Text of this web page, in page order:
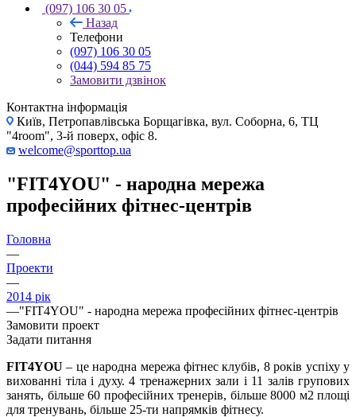
(097) 106 30 05
Назад
Телефони
(097) 106 30 05
(044) 594 85 75
Замовити дзвінок
Контактна інформація
Київ, Петропавлівська Борщагівка, вул. Соборна, 6, ТЦ
"4room", 3-й поверх, офіс 8.
welcome@sporttop.ua
"FIT4YOU" - народна мережа
професійних фітнес-центрів
Головна
—
Проекти
—
2014 рік
—"FIT4YOU" - народна мережа професійних фітнес-центрів
Замовити проект
Задати питання
FIT4YOU– це народна мережа фітнес клубів, 8 років успіху у
вихованні тіла і духу. 4 тренажерних зали і 11 залів групових
занять, більше 60 професійних тренерів, більше 8000 м2 площі
для тренувань, більше 25-ти напрямків фітнесу.